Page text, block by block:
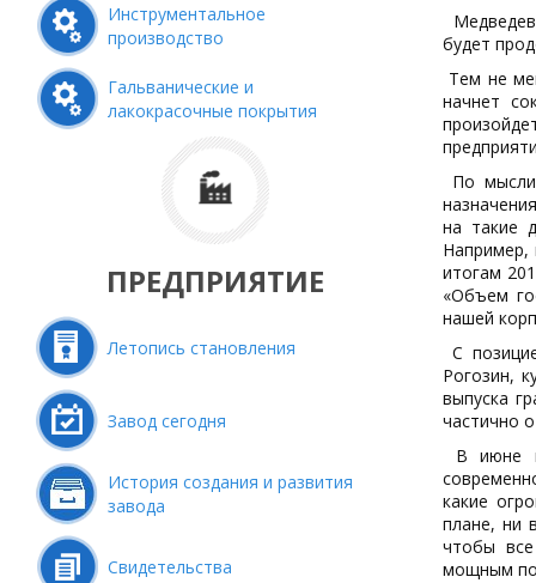
Инструментальное
производство
Гальванические и
лакокрасочные покрытия
ПРЕДПРИЯТИЕ
Летопись становления
Завод сегодня
История создания и развития
завода
Свидетельства
будет
Тем не
начнет
По мысли
на такие
Например,
итогам
«Объем
нашей
С
Рогозин,
выпуска
частично
В июне в
какие
плане, ни
чтобы все
мощным